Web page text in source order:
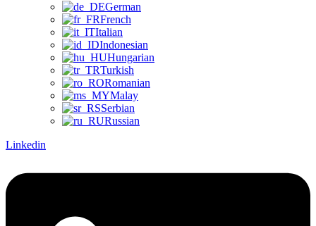
German
French
Italian
Indonesian
Hungarian
Turkish
Romanian
Malay
Serbian
Russian
Linkedin